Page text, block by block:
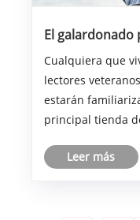
El
Cualquiera que
lectores
estarán
principal tienda
cualquier color
Leer más